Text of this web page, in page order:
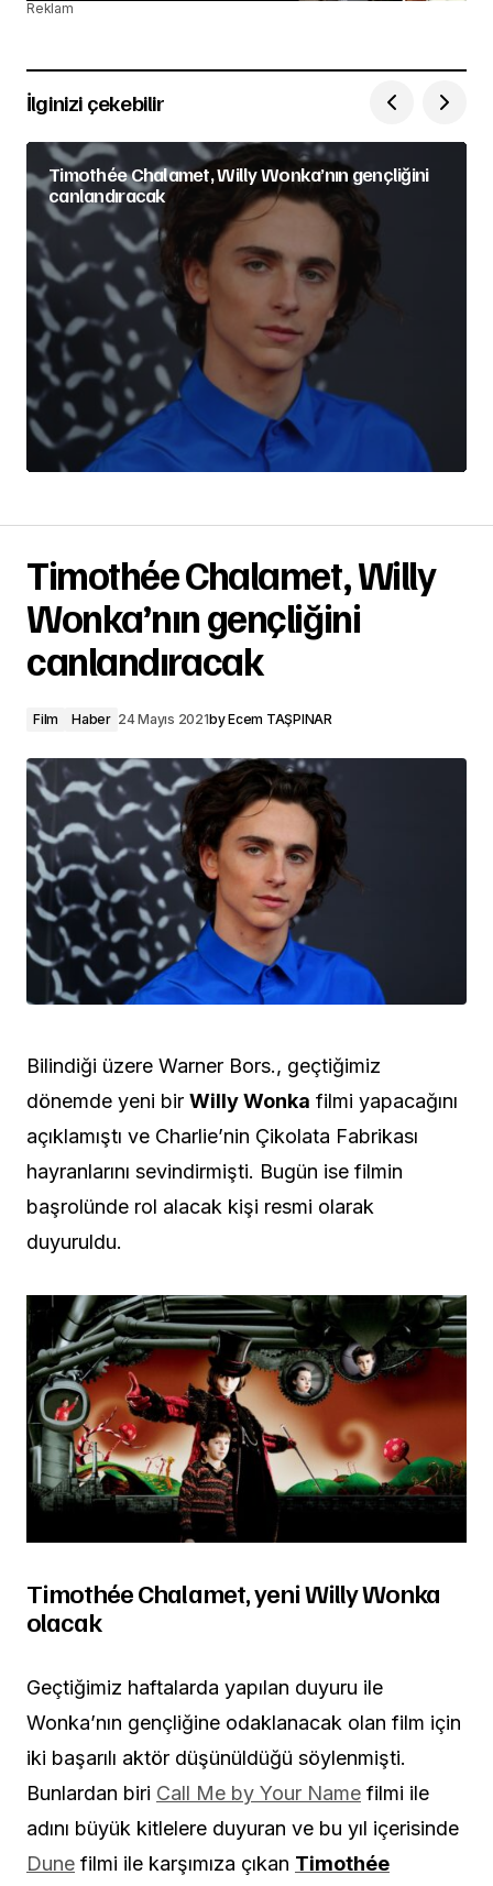
Reklam
İlginizi çekebilir
Timothée Chalamet, Willy Wonka’nın gençliğini
canlandıracak
Timothée Chalamet, Willy
Wonka’nın gençliğini
canlandıracak
Film Haber 24 Mayıs 2021byEcem TAŞPINAR
Bilindiği üzere Warner Bors., geçtiğimiz
dönemde yeni bir Willy Wonka filmi yapacağını
açıklamıştı ve Charlie’nin Çikolata Fabrikası
hayranlarını sevindirmişti. Bugün ise filmin
başrolünde rol alacak kişi resmi olarak
duyuruldu.
Timothée Chalamet, yeni Willy Wonka
olacak
Geçtiğimiz haftalarda yapılan duyuru ile
Wonka’nın gençliğine odaklanacak olan film için
iki başarılı aktör düşünüldüğü söylenmişti.
Bunlardan biri Call Me by Your Name filmi ile
adını büyük kitlelere duyuran ve bu yıl içerisinde
Dune filmi ile karşımıza çıkan Timothée